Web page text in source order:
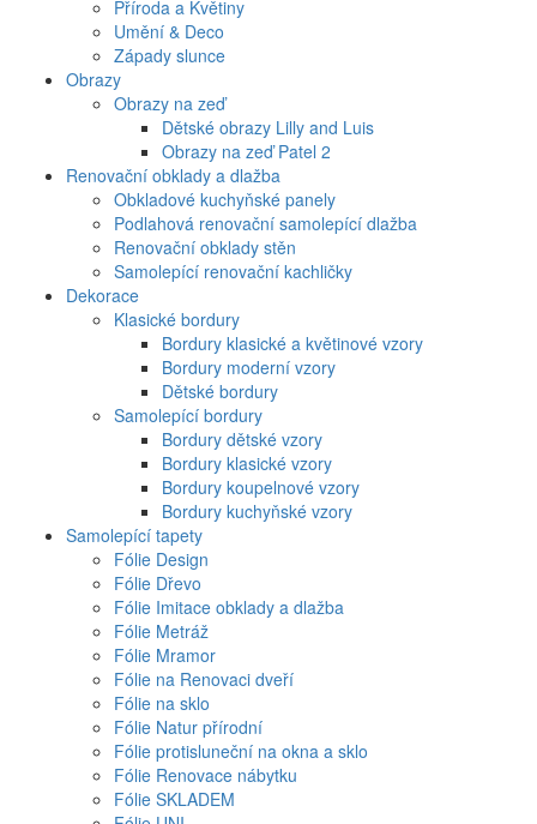
Příroda a Květiny
Umění & Deco
Západy slunce
Obrazy
Obrazy na zeď
Dětské obrazy Lilly and Luis
Obrazy na zeď Patel 2
Renovační obklady a dlažba
Obkladové kuchyňské panely
Podlahová renovační samolepící dlažba
Renovační obklady stěn
Samolepící renovační kachličky
Dekorace
Klasické bordury
Bordury klasické a květinové vzory
Bordury moderní vzory
Dětské bordury
Samolepící bordury
Bordury dětské vzory
Bordury klasické vzory
Bordury koupelnové vzory
Bordury kuchyňské vzory
Samolepící tapety
Fólie Design
Fólie Dřevo
Fólie Imitace obklady a dlažba
Fólie Metráž
Fólie Mramor
Fólie na Renovaci dveří
Fólie na sklo
Fólie Natur přírodní
Fólie protisluneční na okna a sklo
Fólie Renovace nábytku
Fólie SKLADEM